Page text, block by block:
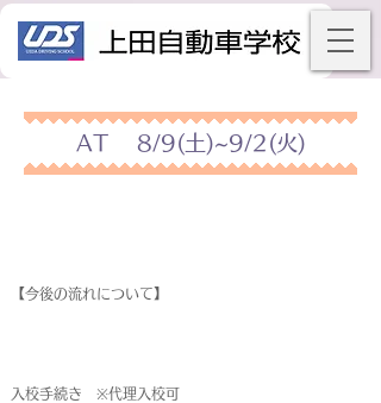
AT 8/9(土)~9/2(火)
【今後の流れについて】
入校手続き ※代理入校可